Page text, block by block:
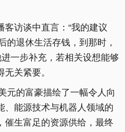
客访谈中直言：“我的建议
的退休生活存钱，到那时，
一步补充，若相关设想能够
关紧要。
元的富豪描绘了一幅令人向
、能源技术与机器人领域的
催生富足的资源供给，最终